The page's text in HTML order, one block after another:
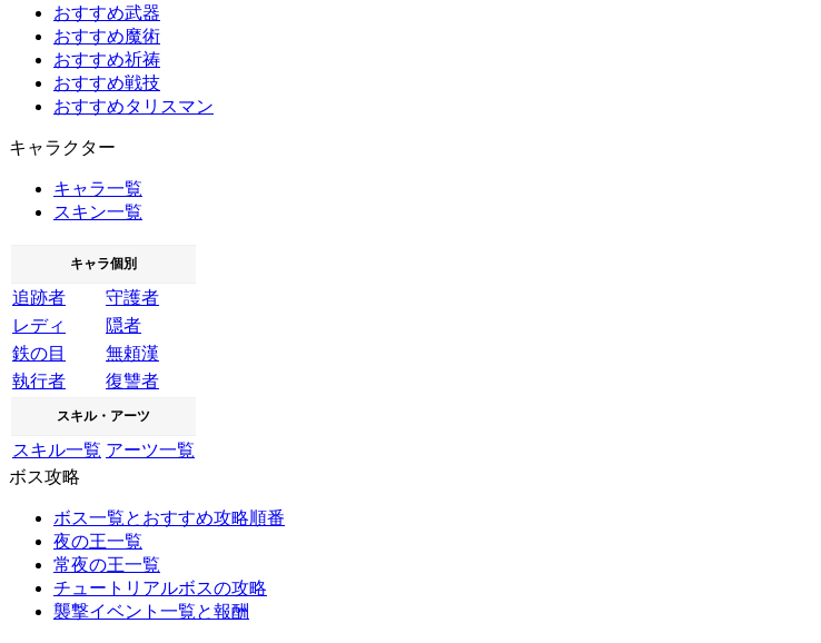
おすすめ武器
おすすめ魔術
おすすめ祈祷
おすすめ戦技
おすすめタリスマン
キャラクター
キャラ一覧
スキン一覧
キャラ個別
追跡者
守護者
レディ
隠者
鉄の目
無頼漢
執行者
復讐者
スキル・アーツ
スキル一覧 アーツ一覧
ボス攻略
ボス一覧とおすすめ攻略順番
夜の王一覧
常夜の王一覧
チュートリアルボスの攻略
襲撃イベント一覧と報酬